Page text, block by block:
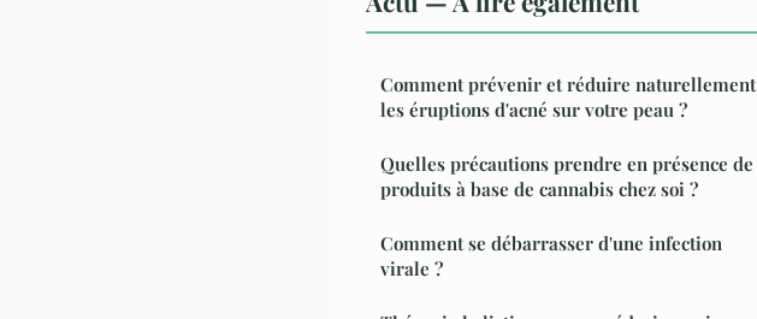
Comment prévenir et réduire naturellement
les éruptions d'acné sur votre peau ?
Quelles précautions prendre en présence de
produits à base de cannabis chez soi ?
Comment se débarrasser d'une infection
virale ?